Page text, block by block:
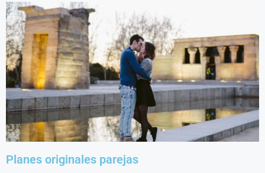
Planes originales parejas